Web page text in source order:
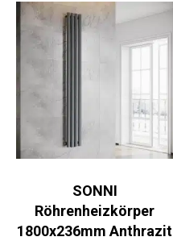
SONNI
Röhrenheizkörper
1800x236mm Anthrazit